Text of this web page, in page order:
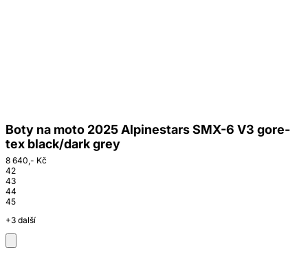
Boty na moto 2025 Alpinestars SMX-6 V3 gore-
tex black/dark grey
8 640,- Kč
42
43
44
45
+3 další